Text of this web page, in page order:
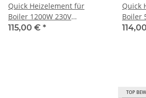
Quick Heizelement für
Boiler 1200W 230V
QESLRSB12220
115,00 € *
Quick
Boiler
TOP